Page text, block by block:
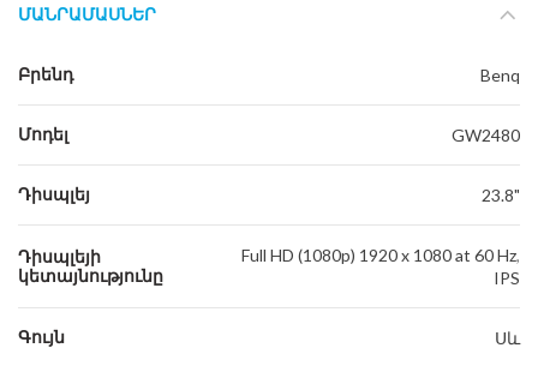
ՄԱՆՐԱՄԱՍՆԵՐ
Բրենդ Benq
Մոդել GW2480
Դիսպլեյ 23.8"
Դիսպլեյի
կետայնությունը
Full HD (1080p) 1920 x 1080 at 60 Hz,
IPS
Գույն Սև